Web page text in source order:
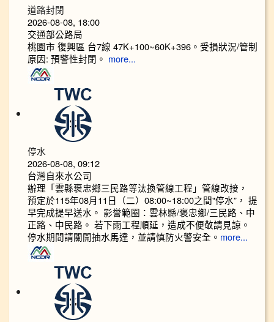
道路封閉
2026-08-08, 18:00
交通部公路局
桃園市 復興區 台7線 47K+100~60K+396。受損狀況/管制
原因: 預警性封閉。
more...
停水
2026-08-08, 09:12
台灣自來水公司
辦理「雲縣褒忠鄉三民路等汰換管線工程」管線改接，
預定於115年08月11日（二）08:00~18:00之間"停水”， 提
早完成提早送水。 影誉範圈：雲林縣/褒忠鄉/三民路、中
正路、中民路。 若下雨工程順延，造成不便敬請見諒。
停水期間請關開抽水馬達，並請慎防火警安全。 more...